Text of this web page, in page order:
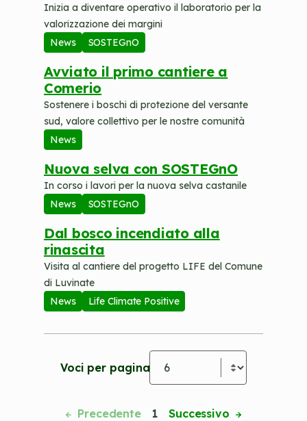
Inizia a diventare operativo il laboratorio per la
valorizzazione dei margini
News
SOSTEGnO
Avviato il primo cantiere a
Comerio
Sostenere i boschi di protezione del versante
sud, valore collettivo per le nostre comunità
News
Nuova selva con SOSTEGnO
In corso i lavori per la nuova selva castanile
News
SOSTEGnO
Dal bosco incendiato alla
rinascita
Visita al cantiere del progetto LIFE del Comune
di Luvinate
News
Life Climate Positive
Pagination
Voci per pagina
Precedente 1 Successivo